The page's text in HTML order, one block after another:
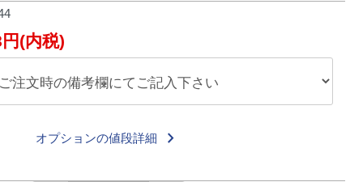
(内税)
オプションの値段詳細 keyboard_arrow_right